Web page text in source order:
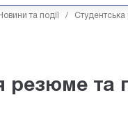
та події / Студентська
та